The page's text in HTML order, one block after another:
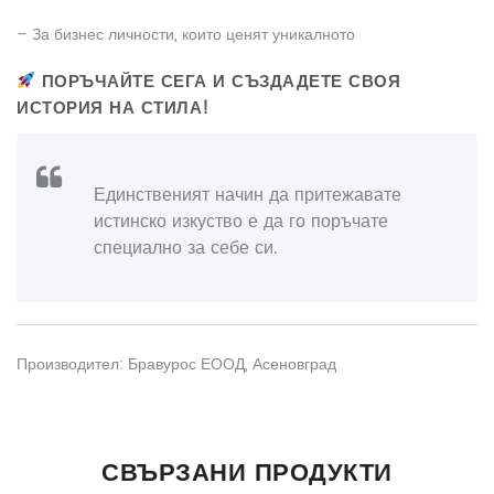
– За бизнес личности, които ценят уникалното
ПОРЪЧАЙТЕ СЕГА И СЪЗДАДЕТЕ СВОЯ
ИСТОРИЯ НА СТИЛА!
Единственият начин да притежавате
истинско изкуство е да го поръчате
специално за себе си.
Производител: Бравурос ЕООД, Асеновград
Материал
СВЪРЗАНИ ПРОДУКТИ